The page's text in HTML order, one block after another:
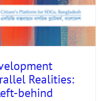
Realities:
behind